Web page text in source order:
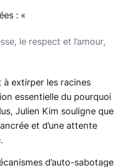
: «
le respect et l’amour,
à extirper les racines
essentielle du pourquoi
Julien Kim souligne que
et d’une attente
d’auto-sabotage